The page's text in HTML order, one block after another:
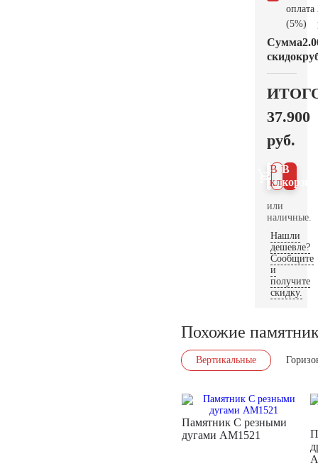
оплата
(5%)
Сумма
скидок
37.900
руб.
В
В 1
клик
или
наличные.
Нашли
дешевле?
Сообщите
и
получите
скидку.
Похожие
Вертикальные
Памятник С резными
дугами AM1521